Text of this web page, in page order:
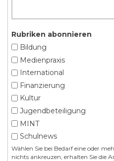
Rubriken abonnieren
Bildung
Medienpraxis
International
Finanzierung
Kultur
Jugendbeteiligung
MINT
Schulnews
Wählen Sie bei Bedarf eine oder
nichts ankreuzen, erhalten Sie die